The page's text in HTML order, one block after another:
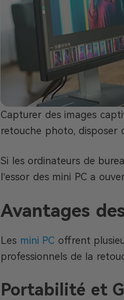
Capturer des images
retouche photo, disposer
Si les ordinateurs de
l’essor des mini PC a
Avantages
Les mini PC offrent
professionnels de la
Portabilité et